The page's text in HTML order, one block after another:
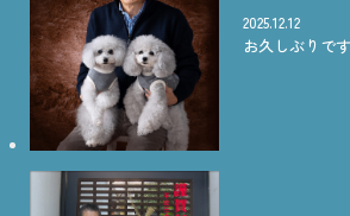
2025.12.12
お久しぶり